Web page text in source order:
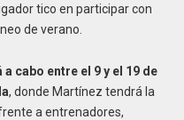
tico en participar con
de verano.
cabo entre el 9 y el 19 de
, donde Martínez tendrá la
a entrenadores,